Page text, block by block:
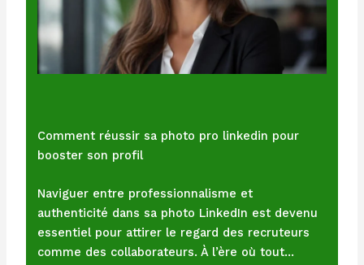
Comment réussir sa photo pro linkedin pour
booster son profil
Naviguer entre professionnalisme et
authenticité dans sa photo LinkedIn est devenu
essentiel pour attirer le regard des recruteurs
comme des collaborateurs. À l’ère où tout…